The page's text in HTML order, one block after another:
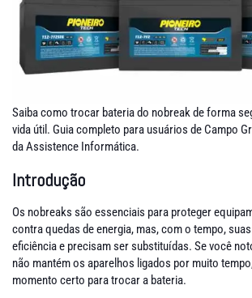
Saiba como trocar bateria do nobreak de forma
vida útil. Guia completo para usuários de Campo
da Assistence Informática.
Introdução
Os nobreaks são essenciais para proteger
contra quedas de energia, mas, com o tempo,
eficiência e precisam ser substituídas. Se você
não mantém os aparelhos ligados por muito
momento certo para trocar a bateria.